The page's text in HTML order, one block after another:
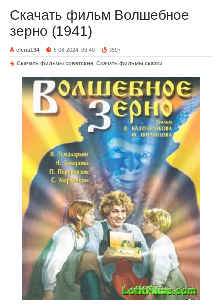
Скачать фильм Волшебное
зерно (1941)
elena134 5-08-2024, 06:40 3597
Скачать фильмы советские Скачать фильмы сказки